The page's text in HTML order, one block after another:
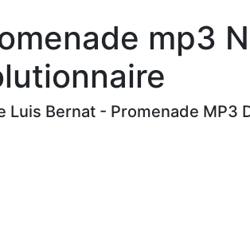
mp3
Luis Bernat - Promenade MP3